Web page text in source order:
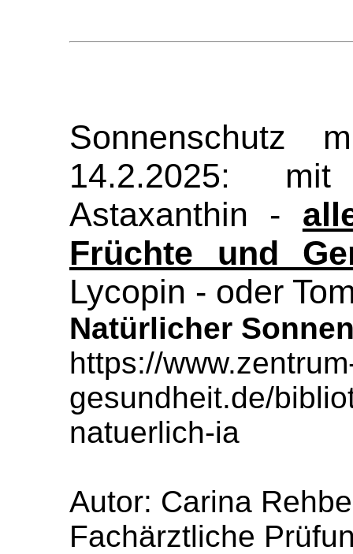
Sonnenschutz
14.2.2025:
Astaxanthin -
Früchte und
Lycopin - oder
Natürlicher
https://
gesundheit.de/
natuerlich-ia
Autor: Carina
Fachärztliche